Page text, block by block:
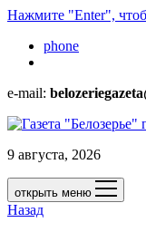
Нажмите "Enter",
phone
e-mail:
9 августа, 2026
открыть меню
Назад